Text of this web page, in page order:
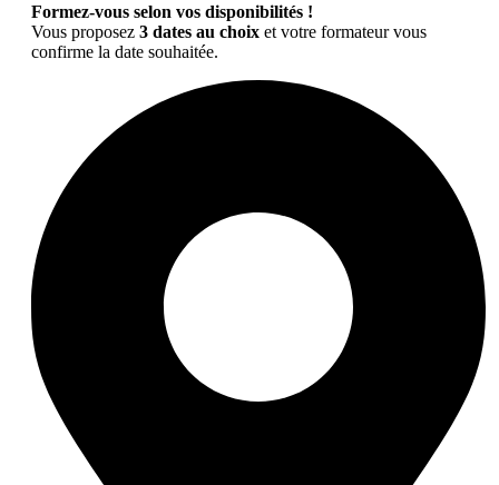
Formez-vous selon vos disponibilités !
Vous proposez 3 dates au choix et votre formateur vous
confirme la date souhaitée.